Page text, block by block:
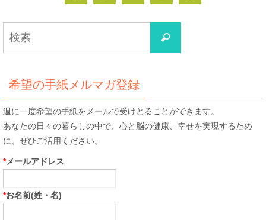
検
索
希望の手紙メルマガ登録
週に一度希望の手紙をメールで受けとることができます。
あなたの日々の暮らしの中で、心と脳の健康、幸せを実現するため
に、ぜひご活用ください。
*メールアドレス
*お名前(姓・名)